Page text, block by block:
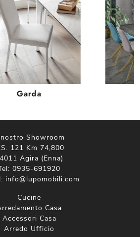
Garda
Showroom
121 Km 74,800
Agira (Enna)
0935-691920
info@lupomobili.com
Cucine
Casa
Accessori Casa
Arredo Ufficio